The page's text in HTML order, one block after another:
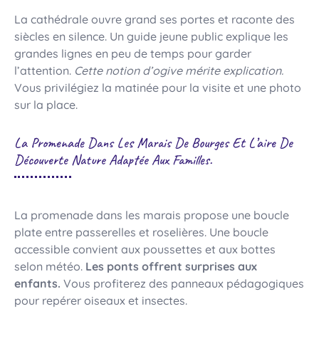
La cathédrale ouvre grand ses portes et raconte des
siècles en silence. Un guide jeune public explique les
grandes lignes en peu de temps pour garder
l’attention. Cette notion d’ogive mérite explication.
Vous privilégiez la matinée pour la visite et une photo
sur la place.
La Promenade Dans Les Marais De Bourges Et L’aire De
Découverte Nature Adaptée Aux Familles.
La promenade dans les marais propose une boucle
plate entre passerelles et roselières. Une boucle
accessible convient aux poussettes et aux bottes
selon météo. Les ponts offrent surprises aux
enfants. Vous profiterez des panneaux pédagogiques
pour repérer oiseaux et insectes.